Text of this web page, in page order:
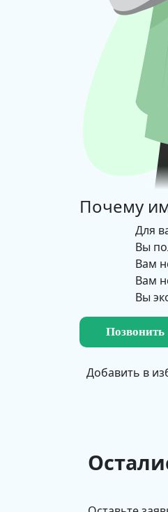
Почему
Для
Вы
Вам
Вам
Вы
Позвонить
Добавить в